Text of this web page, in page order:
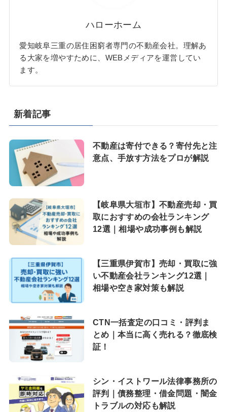
ハローホーム
愛知岐阜三重の居住困窮者専門の不動産会社。理解あ
る大家を増やすために、WEBメディアを運営してい
ます。
新着記事
不動産は寄付できる？寄付先と注
意点、手放す方法をプロが解説
【岐阜県大垣市】不動産売却・買
取におすすめの会社ランキング
12選｜相場や成功事例も解説
【三重県伊賀市】売却・買取に強
い不動産会社ランキング12選｜
相場や空き家対策も解説
CTN一括査定の口コミ・評判ま
とめ｜本当に高く売れる？徹底検
証！
シン・イストワール法律事務所の
評判｜債務整理・借金問題・闇金
トラブルの対応も解説